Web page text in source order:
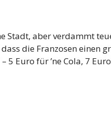
Stadt, aber verdammt
die Franzosen einen
5 Euro für ’ne Cola, 7